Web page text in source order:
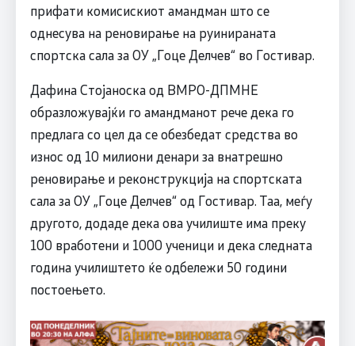
прифати комисискиот амандман што се
однесува на реновирање на руинираната
спортска сала за ОУ „Гоце Делчев“ во Гостивар.
Дафина Стојаноска од ВМРО-ДПМНЕ
образложувајќи го амандманот рече дека го
предлага со цел да се обезбедат средства во
износ од 10 милиони денари за внатрешно
реновирање и реконструкција на спортската
сала за ОУ „Гоце Делчев“ од Гостивар. Таа, меѓу
другото, додаде дека ова училиште има преку
100 вработени и 1000 ученици и дека следната
година училиштето ќе одбележи 50 години
постоењето.